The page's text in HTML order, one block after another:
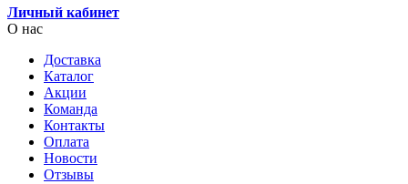
Личный кабинет
О нас
Доставка
Каталог
Акции
Команда
Контакты
Оплата
Новости
Отзывы